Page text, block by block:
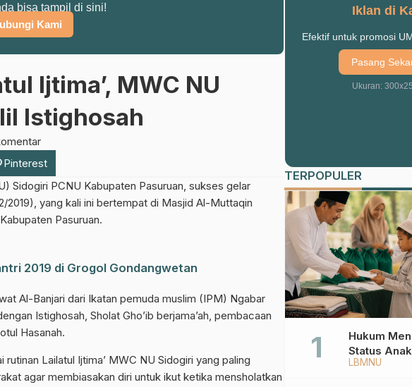
bisa tampil di sini!
Kami
Ijtima’, MWC NU
Istighosah
Pinterest
Sidogiri PCNU Kabupaten Pasuruan, sukses gelar
2019), yang kali ini bertempat di Masjid Al-Muttaqin
Pasuruan.
2019 di Grogol Gondangwetan
Al-Banjari dari Ikatan pemuda muslim (IPM) Ngabar
Istighosah, Sholat Gho’ib berjama’ah, pembacaan
Hasanah.
Lailatul Ijtima’ MWC NU Sidogiri yang paling
agar membiasakan diri untuk ikut ketika mensholatkan
Iklan di
Efektif untuk promosi
Pasang
Ukuran:
TERPOPULER
LBMNU
Hukum
Status